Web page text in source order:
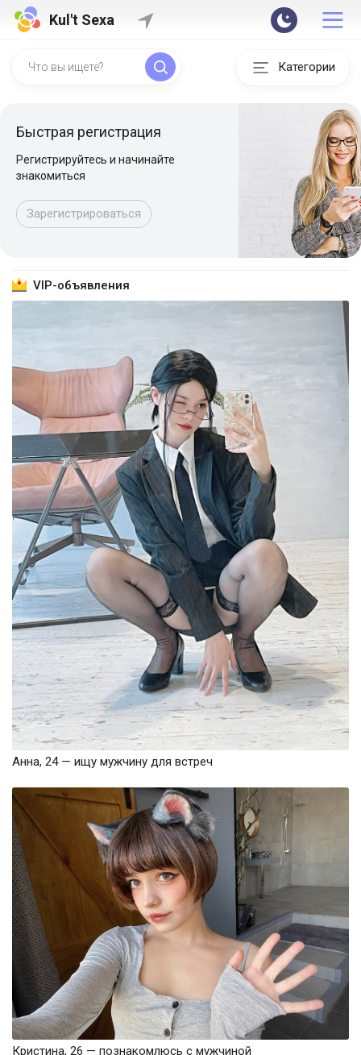
Kul't Sexa
Категории
Быстрая регистрация
Регистрируйтесь и начинайте
знакомиться
Зарегистрироваться
VIP-объявления
Анна, 24 — ищу мужчину для встреч
Кристина, 26 — познакомлюсь с мужчиной